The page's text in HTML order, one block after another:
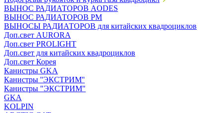
ВЫНОС РАДИАТОРОВ AODES
ВЫНОС РАДИАТОРОВ РМ
ВЫНОСЫ РАДИАТОРОВ для китайских квадроциклов
Доп.свет AURORA
Доп.свет PROLIGHT
Доп.свет для китайских квадроциклов
Доп.свет Корея
Канистры GKA
Канистры ''ЭКСТРИМ''
Канистры "ЭКСТРИМ"
GKA
KOLPIN